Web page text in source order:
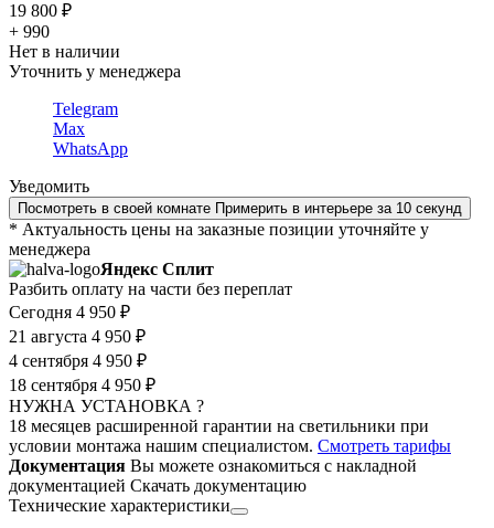
19 800 ₽
+ 990
Нет в наличии
Уточнить у менеджера
Telegram
Max
WhatsApp
Уведомить
Посмотреть в своей комнате Примерить в интерьере за 10 секунд
* Актуальность цены на заказные позиции уточняйте у
менеджера
Яндекс Сплит
Разбить оплату на части без переплат
Сегодня 4 950 ₽
21 августа 4 950 ₽
4 сентября 4 950 ₽
18 сентября 4 950 ₽
НУЖНА УСТАНОВКА ?
18 месяцев расширенной гарантии на светильники при
условии монтажа нашим специалистом. Смотреть тарифы
Документация Вы можете ознакомиться с накладной
документацией Скачать документацию
Технические характеристики